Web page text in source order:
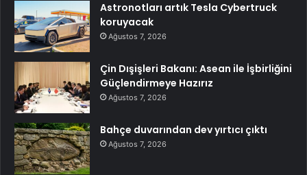
Astronotları artık Tesla Cybertruck
koruyacak
Ağustos 7, 2026
Çin Dışişleri Bakanı: Asean ile İşbirliğini
Güçlendirmeye Hazırız
Ağustos 7, 2026
Bahçe duvarından dev yırtıcı çıktı
Ağustos 7, 2026